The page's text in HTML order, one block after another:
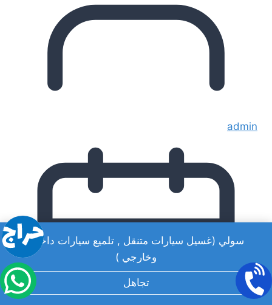
سولي (غسيل سيارات متنقل , تلميع سيارات داخلي
وخارجي )
تجاهل
admin